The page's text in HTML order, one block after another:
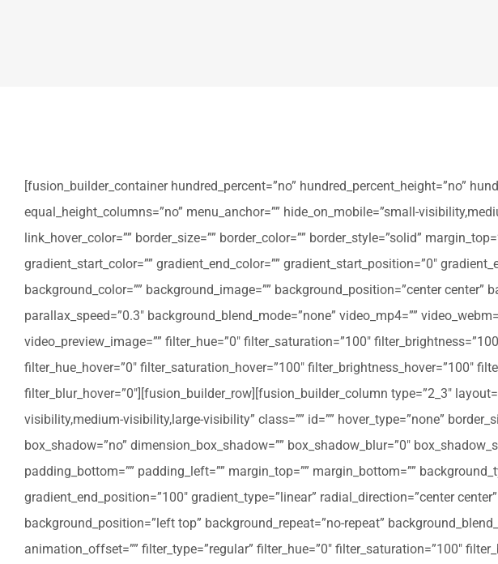
[fusion_builder_container hundred_percent=”no” hundred_percent_height=”no”
equal_height_columns=”no” menu_anchor=”” hide_on_mobile=”small-
link_hover_color=”” border_size=”” border_color=”” border_style=”solid”
gradient_start_color=”” gradient_end_color=”” gradient_start_position=”0″
background_color=”” background_image=”” background_position=”center center”
parallax_speed=”0.3″ background_blend_mode=”none” video_mp4=””
video_preview_image=”” filter_hue=”0″ filter_saturation=”100″
filter_hue_hover=”0″ filter_saturation_hover=”100″ filter_brightness_hover=”100″
filter_blur_hover=”0″][fusion_builder_row][fusion_builder_column type=”2_3″
visibility,medium-visibility,large-visibility” class=”” id=”” hover_type=”none”
box_shadow=”no” dimension_box_shadow=”” box_shadow_blur=”0″
padding_bottom=”” padding_left=”” margin_top=”” margin_bottom=””
gradient_end_position=”100″ gradient_type=”linear” radial_direction=”center
background_position=”left top” background_repeat=”no-repeat”
animation_offset=”” filter_type=”regular” filter_hue=”0″ filter_saturation=”100″